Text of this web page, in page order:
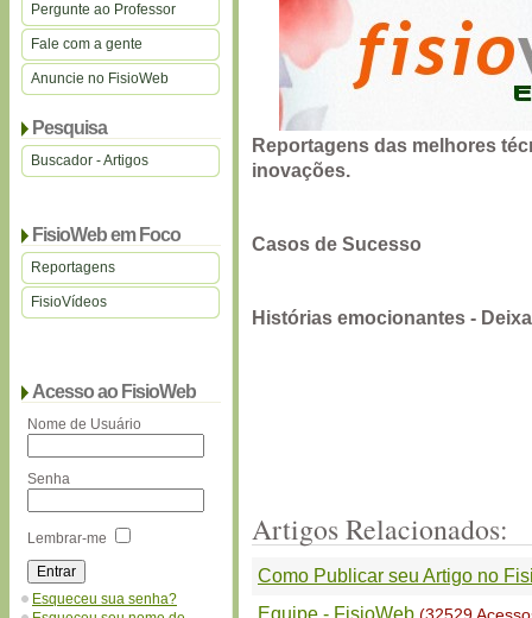
Pergunte ao Professor
Fale com a gente
Anuncie no FisioWeb
Pesquisa
Buscador - Artigos
FisioWeb em Foco
Reportagens
FisioVídeos
Acesso ao FisioWeb
Nome de Usuário
Senha
Lembrar-me
Esqueceu sua senha?
Reportagens das melhores
inovações.
Casos de Sucesso
Histórias emocionantes -
Artigos Relacionados:
Como Publicar seu Artigo no
Equipe - FisioWeb